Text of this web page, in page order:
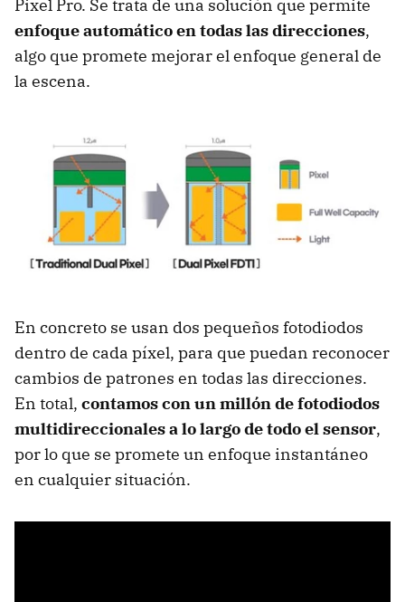
Pixel Pro. Se trata de una solución que permite
enfoque automático en todas las direcciones,
algo que promete mejorar el enfoque general de
la escena.
En concreto se usan dos pequeños fotodiodos
dentro de cada píxel, para que puedan reconocer
cambios de patrones en todas las direcciones.
En total, contamos con un millón de fotodiodos
multidireccionales a lo largo de todo el sensor,
por lo que se promete un enfoque instantáneo
en cualquier situación.